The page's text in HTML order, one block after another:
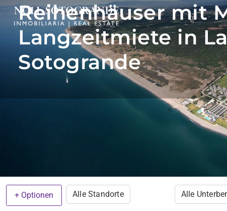
Reihenhäuser mit
Langzeitmiete in
Sotogrande
+ Optionen Alle Standorte Alle